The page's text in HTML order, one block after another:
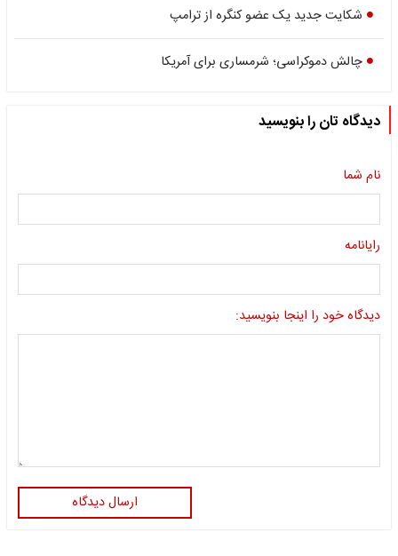
شکایت جدید یک عضو کنگره از ترامپ
چالش دموکراسی؛ شرمساری برای آمریکا
دیدگاه تان را بنویسید
نام شما
رایانامه
دیدگاه خود را اینجا بنویسید:
ارسال دیدگاه